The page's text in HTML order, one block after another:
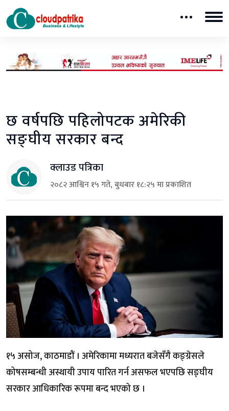
छ वर्षपछि पहिलोपटक अमेरिकी
सङ्घीय सरकार बन्द
क्लाउड पत्रिका
२०८२ आश्विन १५ गते, बुधबार १८:२५ मा प्रकाशित
१५ असोज, काठमाडौं । अमेरिकामा मध्यरात बजेसँगै कङ्ग्रेसले
कोषसम्बन्धी अस्थायी उपाय पारित गर्न असफल भएपछि सङ्घीय
सरकार आधिकारिक रूपमा बन्द भएको छ ।